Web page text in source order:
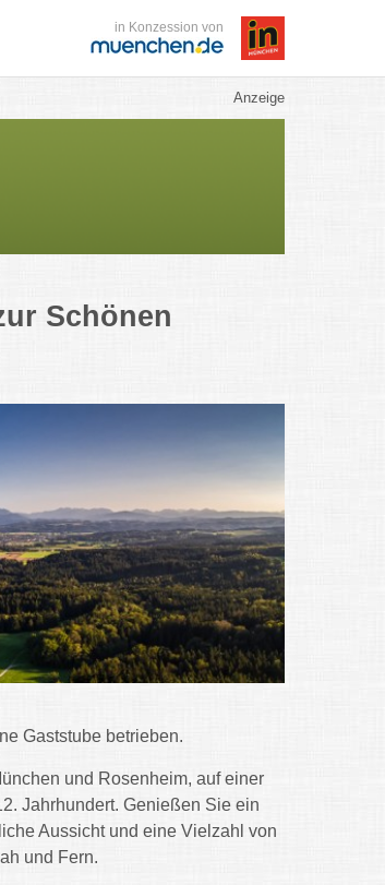
in Konzession von
Anzeige
Schönen
Gaststube betrieben.
und Rosenheim, auf einer
Jahrhundert. Genießen Sie ein
Aussicht und eine Vielzahl von
und Fern.